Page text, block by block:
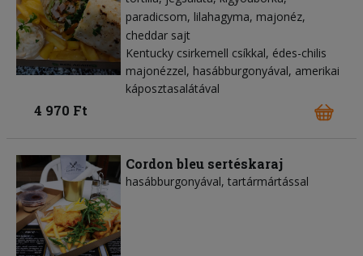
paradicsom lilahagyma majonéz
cheddar sajt
Kentucky csirkemell csíkkal, édes-chilis
majonézzel, hasábburgonyával, amerikai
káposztasalátával
4 970 Ft
Cordon bleu sertéskaraj
hasábburgonyával, tartármártással